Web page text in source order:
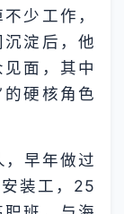
少工作，
淀后，他
面，其中
硬核角色
早年做过
装工，25